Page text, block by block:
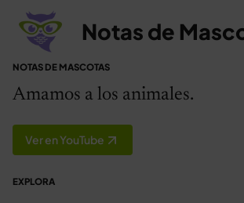
Notas de
NOTAS DE MASCOTAS
Amamos a los animales.
Ver en YouTube
EXPLORA